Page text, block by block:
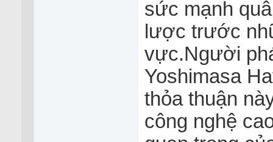
sức mạnh
lược trước
vực.Người
Yoshimasa
thỏa thuận
công nghệ